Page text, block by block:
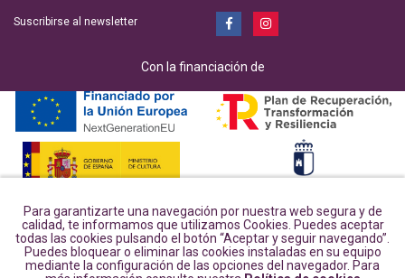
Para garantizarte una navegación por nuestra web segura y de
calidad, te informamos que utilizamos Cookies. Puedes aceptar
todas las cookies pulsando el botón “Aceptar y seguir navegando”.
Puedes bloquear o eliminar las cookies instaladas en su equipo
mediante la configuración de las opciones del navegador. Para
Suscribirse al newsletter
Con la financiación de